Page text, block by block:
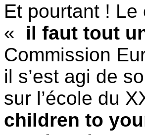
Et pourtant ! Le
« il faut tout
Commission
il s’est agi de
sur l’école du
children to